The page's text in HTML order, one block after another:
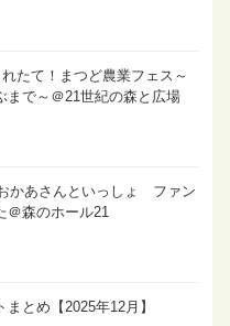
れたて！まつど農業フェス～
まで～＠21世紀の森と広場
かあさんといっしょ ファン
＠森のホール21
とめ【2025年12月】